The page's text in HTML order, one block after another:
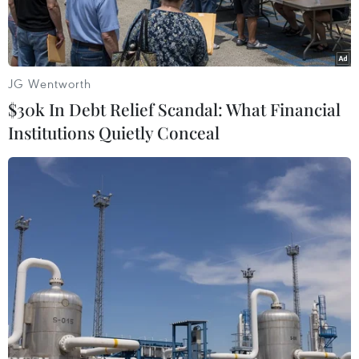
Ảnh chỉ có tính minh họa. (Ảnh: Trọng Đạt/TTXVN)
Theo Trung tâm dự báo Khí tượng Thủy văn
Trung ương, ngày hôm nay, Chủ nhật (25/6), do
JG Wentworth
$30k In Debt Relief Scandal: What Financial
Institutions Quietly Conceal